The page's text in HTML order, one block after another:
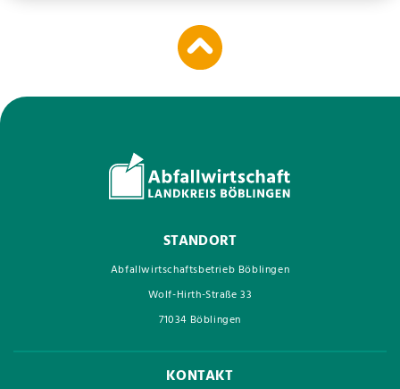
STANDORT
Abfallwirtschaftsbetrieb Böblingen
Wolf-Hirth-Straße 33
71034 Böblingen
KONTAKT